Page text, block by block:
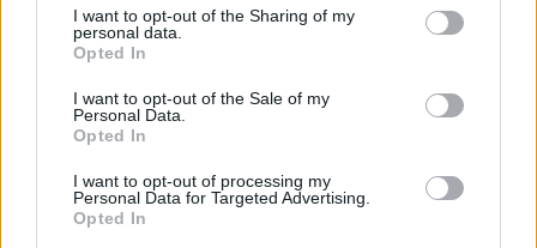
I want to opt-out of the Sharing of my
personal data.
Opted In
I want to opt-out of the Sale of my
Personal Data.
Opted In
I want to opt-out of processing my
Personal Data for Targeted Advertising.
Opted In